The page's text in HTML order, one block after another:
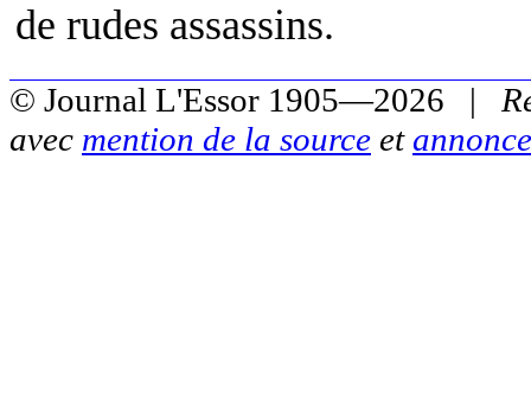
de rudes assassins.
© Journal L'Essor 1905—2026 |
avec mention de la source et